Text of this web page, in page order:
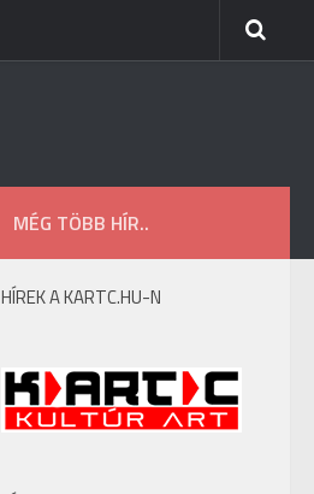
MÉG TÖBB HÍR..
HÍREK A KARTC.HU-N